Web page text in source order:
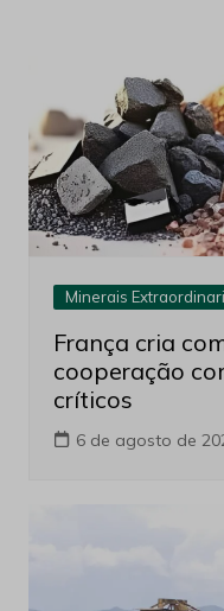
Minerais
França cria
cooperação
críticos
6 de agosto de